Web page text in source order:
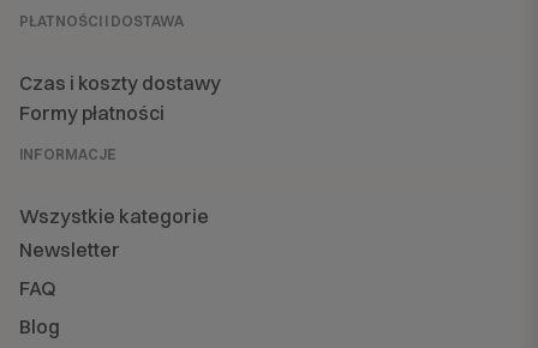
PŁATNOŚCI I DOSTAWA
Czas i koszty dostawy
Formy płatności
INFORMACJE
Wszystkie kategorie
Newsletter
FAQ
Blog